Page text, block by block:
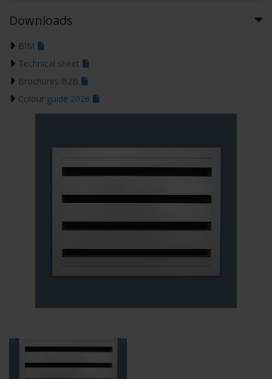
Downloads
BIM
Technical sheet
Brochures B2B
Colour guide 2026